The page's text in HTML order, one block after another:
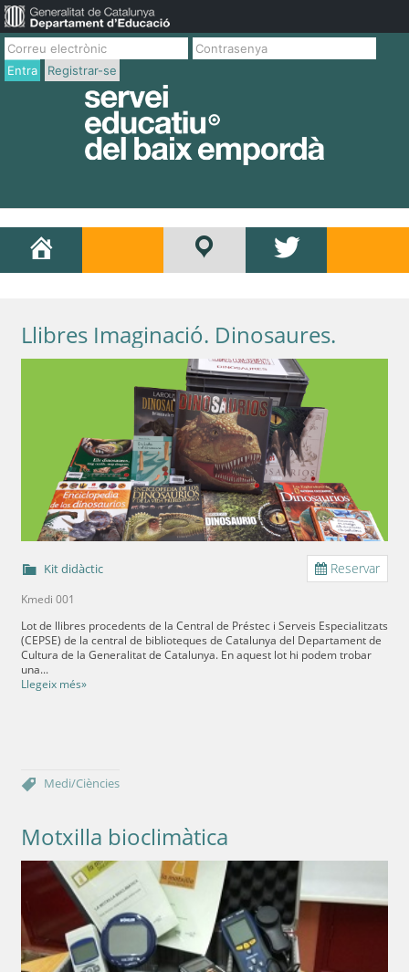
Entra Registrar-se
Llibres Imaginació. Dinosaures.
Reservar
Kit didàctic
Kmedi 001
Lot de llibres procedents de la Central de Préstec i Serveis Especialitzats
(CEPSE) de la central de biblioteques de Catalunya del Departament de
Cultura de la Generalitat de Catalunya. En aquest lot hi podem trobar
una...
Llegeix més»
Medi/Ciències
Motxilla bioclimàtica